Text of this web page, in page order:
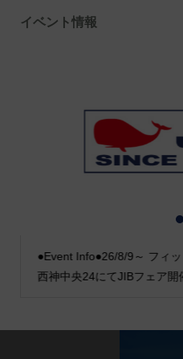
イベント情報
●Event Info●26/8/9～ フィ
西神中央24にてJIBフェア開
2